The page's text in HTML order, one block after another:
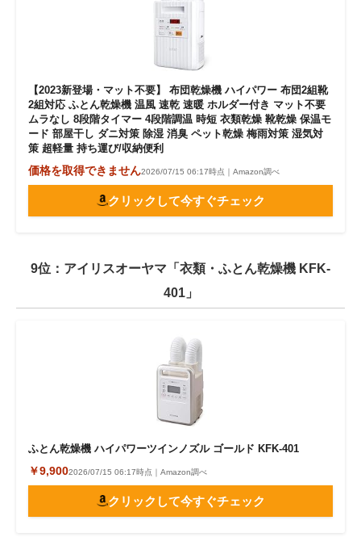
【2023新登場・マット不要】 布団乾燥機 ハイパワー 布団2組靴
2組対応 ふとん乾燥機 温風 速乾 速暖 ホルダー付き マット不要
ムラなし 8段階タイマー 4段階調温 時短 衣類乾燥 靴乾燥 保温モ
ード 部屋干し ダニ対策 除湿 消臭 ペット乾燥 梅雨対策 湿気対
策 超軽量 持ち運び/収納便利
価格を取得できません2026/07/15 06:17時点｜Amazon調べ
クリックして今すぐチェック
9位：アイリスオーヤマ「衣類・ふとん乾燥機 KFK-
401」
ふとん乾燥機 ハイパワーツインノズル ゴールド KFK-401
￥9,9002026/07/15 06:17時点｜Amazon調べ
クリックして今すぐチェック